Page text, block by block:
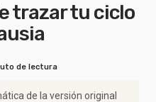
trazar tu ciclo
de lectura
de la versión original